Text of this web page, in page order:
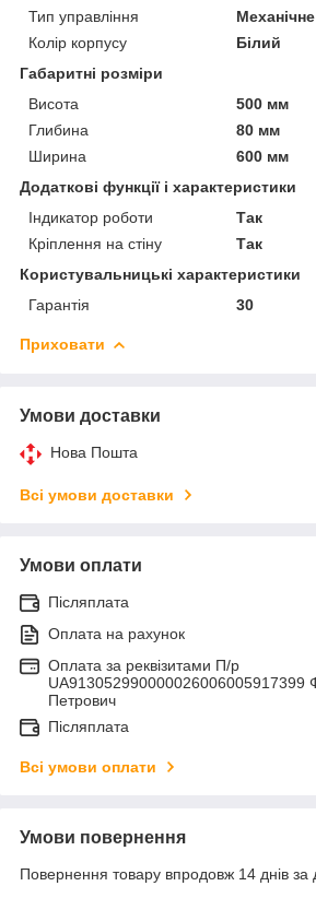
Тип управління
Механічне
Колір корпусу
Білий
Габаритні розміри
Висота
500 мм
Глибина
80 мм
Ширина
600 мм
Додаткові функції і характеристики
Індикатор роботи
Так
Кріплення на стіну
Так
Користувальницькі характеристики
Гарантія
30
Приховати
Умови доставки
Нова Пошта
Всі умови доставки
Умови оплати
Післяплата
Оплата на рахунок
Оплата за реквізитами П/р
UA913052990000026006005917399
Петрович
Післяплата
Всі умови оплати
Умови повернення
Повернення товару впродовж 14 днів за